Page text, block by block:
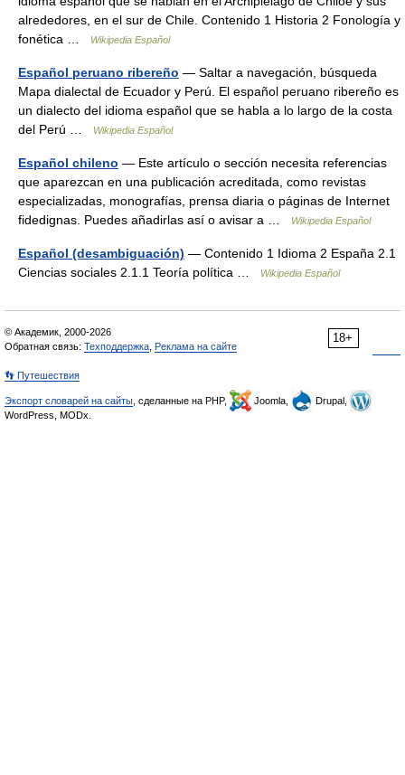
alrededores, en el sur de Chile. Contenido 1 Historia 2 Fonología y
fonética …
Wikipedia Español
Español peruano ribereño — Saltar a navegación, búsqueda
Mapa dialectal de Ecuador y Perú. El español peruano ribereño es
un dialecto del idioma español que se habla a lo largo de la costa
del Perú …
Wikipedia Español
Español chileno — Este artículo o sección necesita referencias
que aparezcan en una publicación acreditada, como revistas
especializadas, monografías, prensa diaria o páginas de Internet
fidedignas. Puedes añadirlas así o avisar a …
Wikipedia Español
Español (desambiguación) — Contenido 1 Idioma 2 España 2.1
Ciencias sociales 2.1.1 Teoría política …
Wikipedia Español
18+
© Академик, 2000-2026
Обратная связь: Техподдержка Реклама на сайте
👣 Путешествия
Экспорт словарей на сайты , сделанные на PHP, Joomla,
Drupal,
WordPress, MODx.